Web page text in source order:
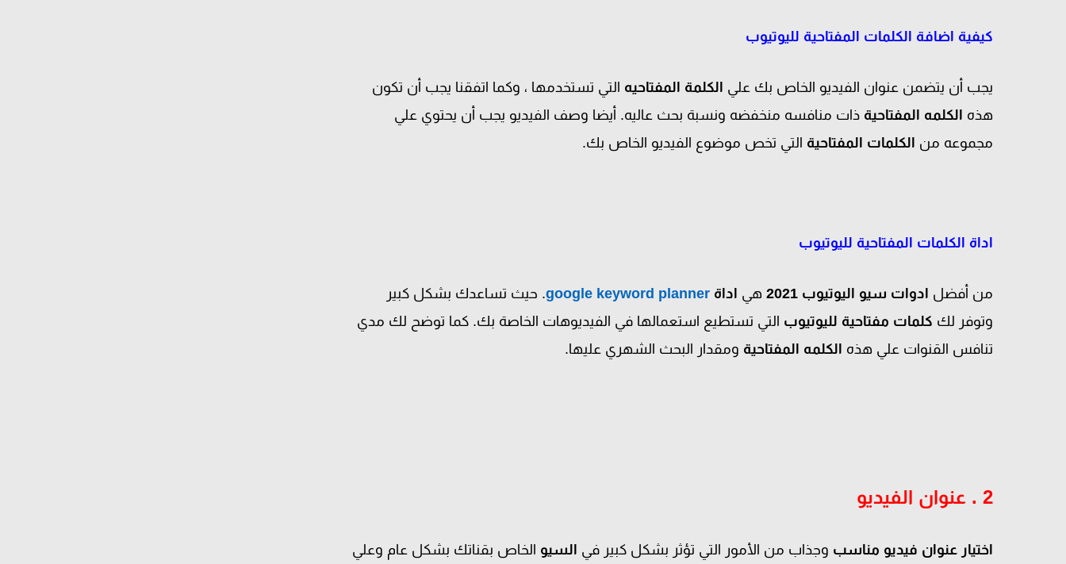
كيفية اضافة الكلمات المفتاحية لليوتيوب
يجب أن يتضمن عنوان الفيديو الخاص بك علي الكلمة المفتاحيه التي تستخدمها ، وكما اتفقنا يجب أن تكون
هذه الكلمه المفتاحية ذات منافسه منخفضه ونسبة بحث عاليه. أيضا وصف الفيديو يجب أن يحتوي علي
مجموعه من الكلمات المفتاحية التي تخص موضوع الفيديو الخاص بك.
اداة الكلمات المفتاحية لليوتيوب
من أفضل ادوات سيو اليوتيوب 2021 هي اداة google keyword planner. حيث تساعدك بشكل كبير
وتوفر لك كلمات مفتاحية لليوتيوب التي تستطيع استعمالها في الفيديوهات الخاصة بك. كما توضح لك مدي
تنافس القنوات علي هذه الكلمه المفتاحية ومقدار البحث الشهري عليها.
2 . عنوان الفيديو
اختيار عنوان فيديو مناسب وجذاب من الأمور التي تؤثر بشكل كبير في السيو الخاص بقناتك بشكل عام وعلي